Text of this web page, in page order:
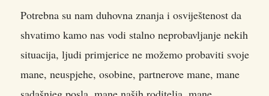
Potrebna su nam duhovna znanja i osviještenost da
shvatimo kamo nas vodi stalno neprobavljanje nekih
situacija, ljudi primjerice ne možemo probaviti svoje
mane, neuspjehe, osobine, partnerove mane, mane